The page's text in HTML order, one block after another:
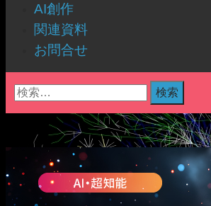
AI創作
関連資料
お問合せ
検